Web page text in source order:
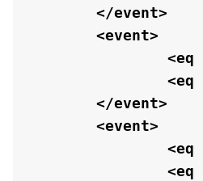
</event>
<event>
<eq
<eq
</event>
<event>
<eq
<eq